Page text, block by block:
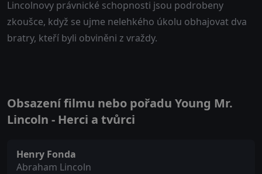
Lincolnovy právnické schopnosti jsou podrobeny
zkoušce, když se ujme nelehkého úkolu obhajovat dva
bratry, kteří byli obviněni z vraždy.
Obsazení filmu nebo pořadu Young Mr.
Lincoln - Herci a tvůrci
Henry Fonda
Abraham Lincoln